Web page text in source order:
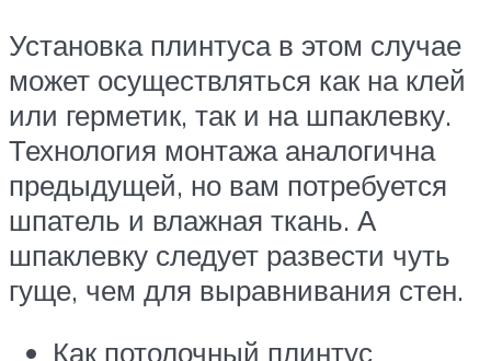
Установка плинтуса в этом случае
может осуществляться как на клей
или герметик, так и на шпаклевку.
Технология монтажа аналогична
предыдущей, но вам потребуется
шпатель и влажная ткань. А
шпаклевку следует развести чуть
гуще, чем для выравнивания стен.
Как потолочный плинтус